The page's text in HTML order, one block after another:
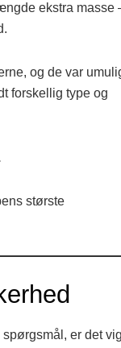
ekstra masse
og de var
forskellig type og
største
er det